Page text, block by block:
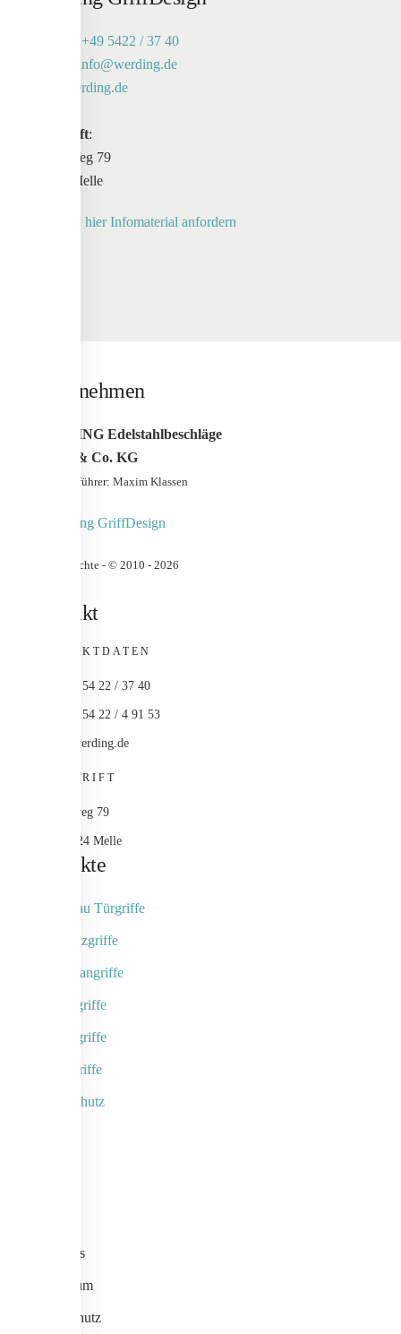
+49 5422 / 37 40
info@werding.de
werding.de
Anschrift:
Maschweg 79
49324 Melle
hier Infomaterial anfordern
Unternehmen
WERDING Edelstahlbeschläge
GmbH & Co. KG
Geschäfstführer: Maxim Klassen
Urheberrechte - © 2010 - 2026
Kontakt
KONTAKTDATEN
+49 (0) 54 22 / 37 40
+49 (0) 54 22 / 4 91 53
info@werding.de
ANSCHRIFT
Maschweg 79
49324 Melle
Produkte
Objektbau Türgriffe
Naturholzgriffe
Fingerscangriffe
Kameragriffe
Schalengriffe
Designgriffe
Rammschutz
Aktuelles
Impressum
Datenschutz